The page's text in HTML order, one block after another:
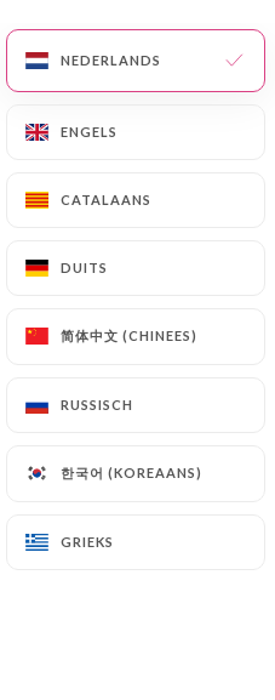
NEDERLANDS
ENGELS
CATALAANS
DUITS
简体中文 (CHINEES)
RUSSISCH
한국어 (KOREAANS)
GRIEKS
NEDERLANDS
ENGELS
CATALAANS
DUITS
简体中文 (CHINEES)
RUSSISCH
한국어 (KOREAANS)
GRIEKS